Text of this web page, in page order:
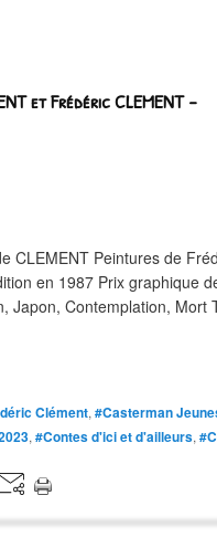
et Frédéric CLEMENT –
CLEMENT Peintures de
en 1987 Prix graphique
Japon, Contemplation, Mort
Clément, #Casterman
, #Contes d'ici et d'ailleurs,